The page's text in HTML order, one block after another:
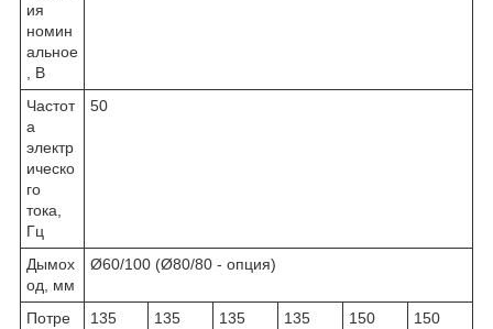
ия
номин
альное
, В
Частот
а
электр
ическо
го
тока,
Гц
50
Дымох
од, мм
Ø60/100 (Ø80/80 - опция)
Потре
135 135 135 135 150 150